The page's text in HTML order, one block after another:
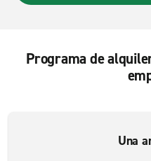
Programa de
Una